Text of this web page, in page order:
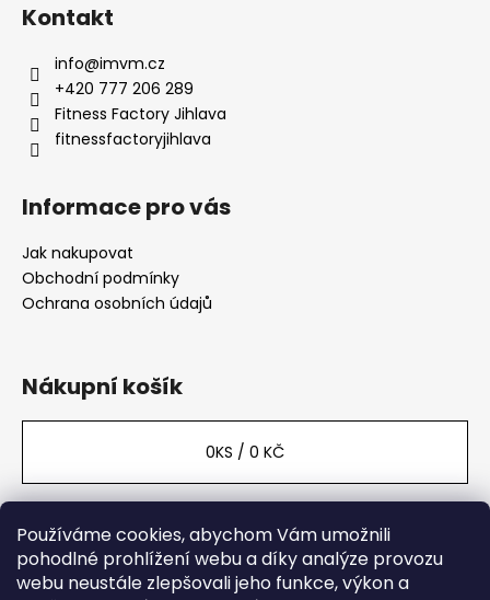
Používáme cookies, abychom Vám umožnili
pohodlné prohlížení webu a díky analýze provozu
webu neustále zlepšovali jeho funkce, výkon a
Kontakt
info@imvm.cz
+420 777 206 289
Fitness Factory Jihlava
fitnessfactoryjihlava
Informace pro vás
Jak nakupovat
Obchodní podmínky
Ochrana osobních údajů
Nákupní košík
0KS / 0 KČ
Facebook